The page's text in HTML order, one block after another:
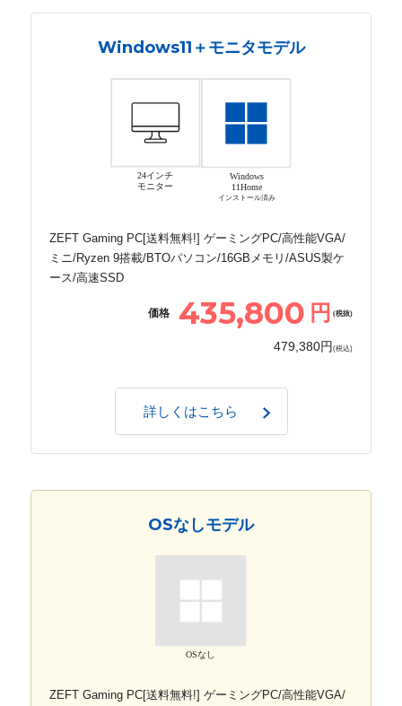
Windows11＋モニタモデル
24インチ
モニター
Windows
11Home
インストール済み
ZEFT Gaming PC[送料無料!] ゲーミングPC/高性能VGA/
ミニ/Ryzen 9搭載/BTOパソコン/16GBメモリ/ASUS製ケ
ース/高速SSD
価格 435,800 円 (税抜)
479,380円 (税込)
詳しくはこちら
OSなしモデル
OSなし
ZEFT Gaming PC[送料無料!] ゲーミングPC/高性能VGA/